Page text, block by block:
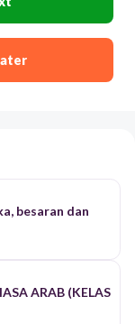
akan
dan
Brahman
tempat
besaran dan
ARAB (KELAS